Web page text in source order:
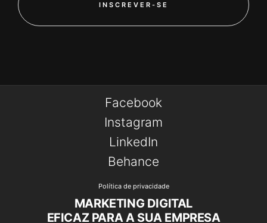
INSCREVER-SE
MARKETING DIGITAL
EFICAZ PARA A SUA EMPRESA
Facebook
Instagram
LinkedIn
Behance
Política de privacidade